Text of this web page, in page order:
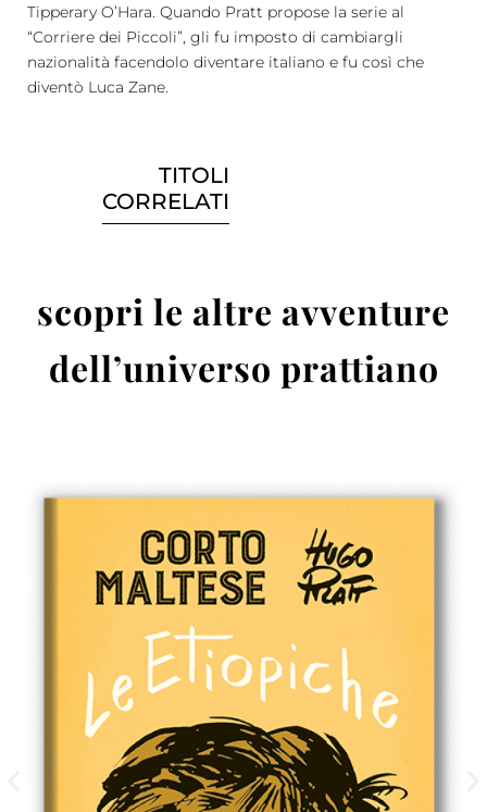
Tipperary O’Hara. Quando Pratt propose la serie al
“Corriere dei Piccoli”, gli fu imposto di cambiargli
nazionalità facendolo diventare italiano e fu così che
diventò Luca Zane.
TITOLI
CORRELATI
scopri le altre avventure
dell’universo prattiano